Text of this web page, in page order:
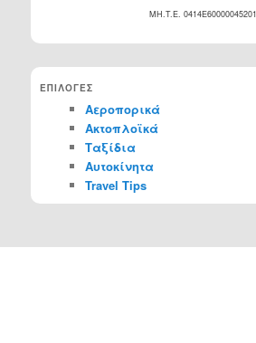
MH.T.E. 0414Ε60000045201
ΕΠΙΛΟΓΕΣ
Αεροπορικά
Ακτοπλοϊκά
Ταξίδια
Αυτοκίνητα
Travel Tips